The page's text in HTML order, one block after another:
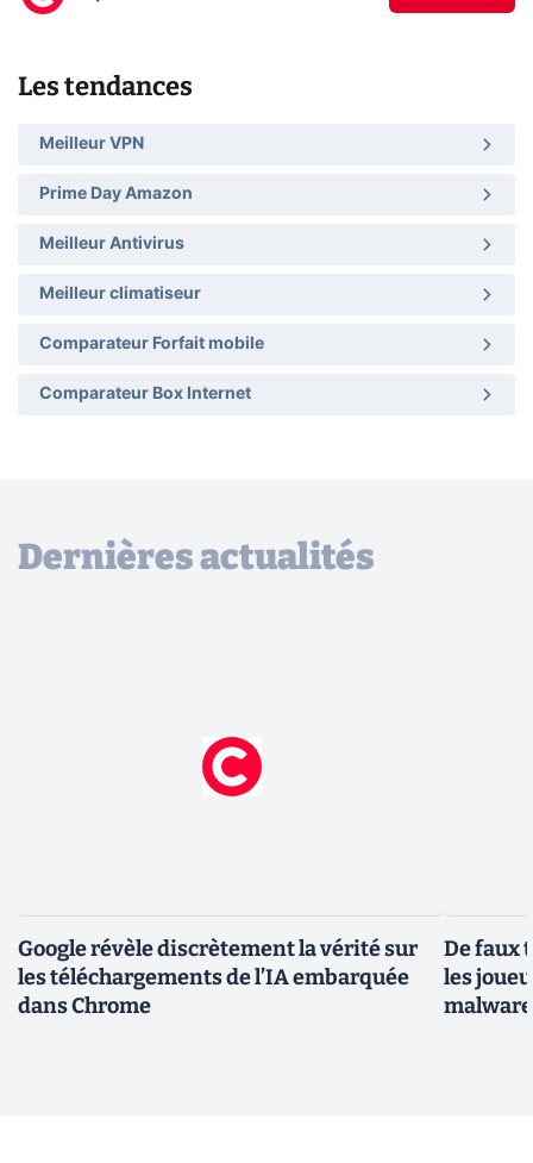
Les tendances
Meilleur VPN
Prime Day Amazon
Meilleur Antivirus
Meilleur climatiseur
Comparateur Forfait mobile
Comparateur Box Internet
Dernières actualités
Google révèle discrètement la vérité sur
les téléchargements de l’IA embarquée
dans Chrome
De faux
les
malware